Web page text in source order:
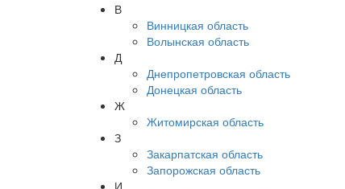
В
Винницкая область
Волынская область
Д
Днепропетровская область
Донецкая область
Ж
Житомирская область
З
Закарпатская область
Запорожская область
И